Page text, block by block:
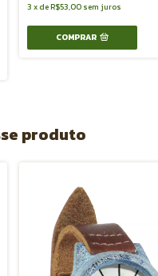
3 xdeR$53,00 sem juros
COMPRAR
produto